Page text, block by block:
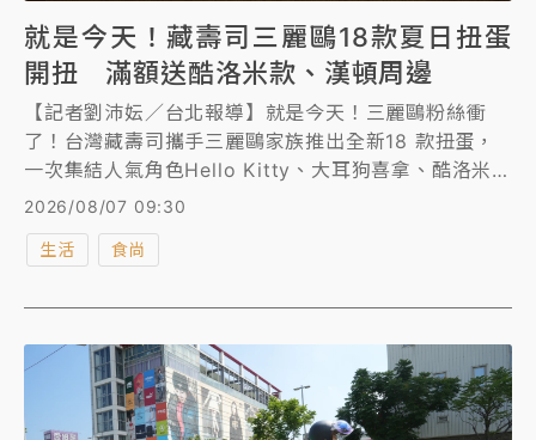
就是今天！藏壽司三麗鷗18款夏日扭蛋
開扭 滿額送酷洛米款、漢頓周邊
【記者劉沛妘／台北報導】就是今天！三麗鷗粉絲衝
了！台灣藏壽司攜手三麗鷗家族推出全新18 款扭蛋，
一次集結人氣角色Hello Kitty、大耳狗喜拿、酷洛米、
布丁狗及人魚漢頓，還有「帕恰狗」首度加入，以及多
款限量滿額贈、加價購商品等你帶回家！不只如此，藏
壽司更把三麗鷗家族的夏日度假氛圍完整搬進店內，全
2026/08/07 09:30
生活 食尚